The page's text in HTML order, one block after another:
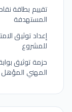
تقييم بطاقة
المستهدفة
إعداد توثيق
للمشروع
حزمة توثيق
المهني